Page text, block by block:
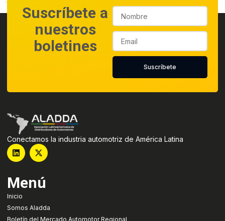
Suscríbete a
nuestros
boletines
Suscríbete
Conectamos la industria automotriz de América Latina
Menú
Inicio
Somos Aladda
Boletín del Mercado Automotor Regional